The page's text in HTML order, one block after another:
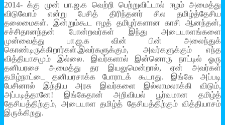
2014- க்கு முன் பா.ஜ.க வெற்றி பெற்றுவிட்டால் ஈழம் அமைத்து
விடுவோம் என்று பேசித் திரிந்தனர் சில தமிழ்த்தேசிய
தலைமைகள். இன்றும்கூட ஈழத் தமிழர்களான காசி ஆனந்தன்,
சச்சிதானந்தன் போன்றவர்கள் இந்து அடையாளங்களை
முன்வைத்து பா.ஜ.க வின் பின் அலைந்துக்
கொண்டிருக்கிறார்கள்.இவர்களுக்கும், அவர்களுக்கும் எந்த
வித்தியாசமும் இல்லை. இவர்களால் இன்னொரு நாட்டில் ஓரு
தனியரசை அமைத்து தர இயலுமென்றால், ஏன் அவர்கள்
தமிழ்நாட்டை தனியரசாக்க போராடக் கூடாது. இங்கே அப்படி
பேசினால் இந்திய அரசு இவர்களை இல்லாமலாக்கி விடும்,
அப்படித்தானே! இங்கேதான் அறிவியல் பூர்வமான தமிழ்த்
தேசியத்திற்கும், அடையாள தமிழ்த் தேசியத்திற்கும் வித்தியாசம்
இருக்கிறது.